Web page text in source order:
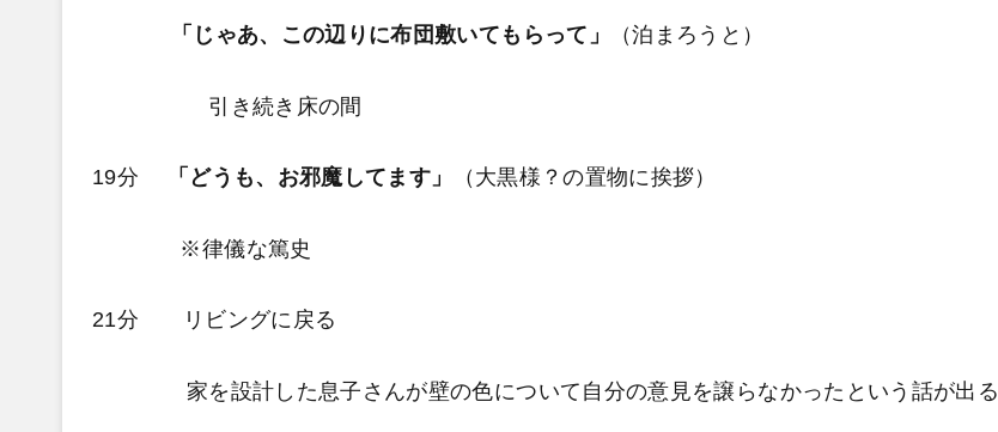
「じゃあ、この辺りに布団敷いてもらって」 （泊まろうと）
引き続き床の間
19分 「どうも、お邪魔してます」 （大黒様？の置物に挨拶）
※律儀な篤史
21分 リビングに戻る
家を設計した息子さんが壁の色について自分の意見を譲らなかったという話が出る